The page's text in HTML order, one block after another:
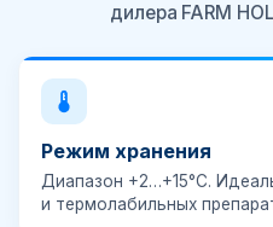
дилера FARM
Режим хранения
Диапазон +2…+15°C.
и термолабильных